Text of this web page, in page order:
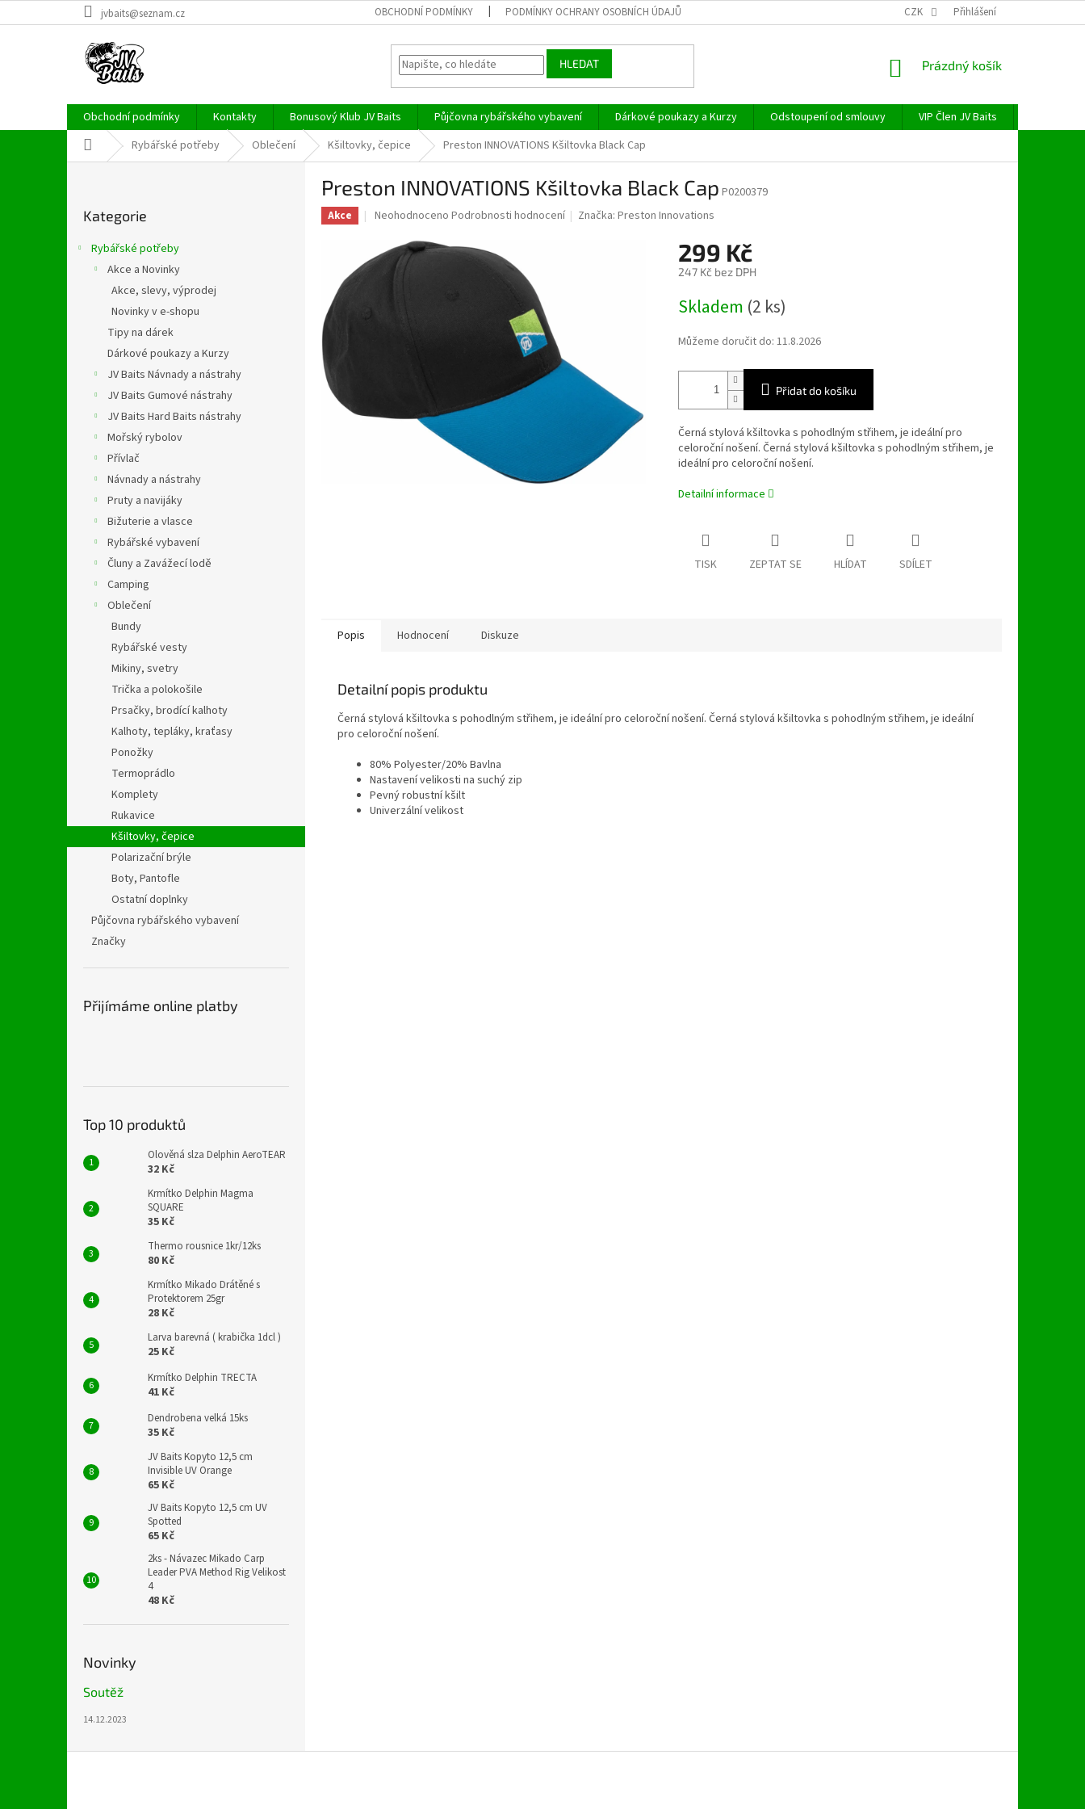
na
jvbaits@seznam.cz OBCHODNÍ PODMÍNKY PODMÍNKY OCHRANY OSOBNÍCH ÚDAJŮ CZK Přihlášení
HLEDAT
NÁKUPNÍ
Prázdný košík
Obchodní podmínky Kontakty Bonusový Klub JV Baits Půjčovna rybářského vybavení Dárkové poukazy a Kurzy Odstoupení od smlouvy VIP Člen JV Baits
Domů Rybářské potřeby Oblečení Kšiltovky, čepice Preston INNOVATIONS Kšiltovka Black Cap
kategorie
Kategorie
Rybářské potřeby
Akce a Novinky
Akce, slevy, výprodej
Novinky v e-shopu
Tipy na dárek
Dárkové poukazy a Kurzy
JV Baits Návnady a nástrahy
JV Baits Gumové nástrahy
JV Baits Hard Baits nástrahy
Mořský rybolov
Přívlač
Návnady a nástrahy
Pruty a navijáky
Bižuterie a vlasce
Rybářské vybavení
Čluny a Zavážecí lodě
Camping
Oblečení
Bundy
Rybářské vesty
Mikiny, svetry
Trička a polokošile
Prsačky, brodící kalhoty
Kalhoty, tepláky, kraťasy
Ponožky
Termoprádlo
Komplety
Rukavice
Kšiltovky, čepice
Polarizační brýle
Boty, Pantofle
Ostatní doplnky
Půjčovna rybářského vybavení
Značky
Přijímáme online platby
Top 10 produktů
Olověná slza Delphin AeroTEAR
32 Kč
Krmítko Delphin Magma
SQUARE
35 Kč
Thermo rousnice 1kr/12ks
80 Kč
Krmítko Mikado Drátěné s
Protektorem 25gr
28 Kč
Larva barevná ( krabička 1dcl )
25 Kč
Krmítko Delphin TRECTA
41 Kč
Dendrobena velká 15ks
35 Kč
JV Baits Kopyto 12,5 cm
Invisible UV Orange
65 Kč
JV Baits Kopyto 12,5 cm UV
Spotted
65 Kč
2ks - Návazec Mikado Carp
Leader PVA Method Rig Velikost
4
48 Kč
Novinky
Soutěž
14.12.2023
Preston INNOVATIONS Kšiltovka Black Cap P0200379
Akce
Průměrné
produktu
je
hvězdiček.
Neohodnoceno Podrobnosti hodnocení Značka:Preston Innovations
299 Kč
247 Kč bez DPH
cena:
Skladem (2 ks)
Můžeme doručit do: 11.8.2026
Přidat do košíku
Černá stylová kšiltovka s pohodlným střihem, je ideální pro
celoroční nošení. Černá stylová kšiltovka s pohodlným střihem, je
ideální pro celoroční nošení.
Detailní informace
TISK ZEPTAT SE HLÍDAT SDÍLET
Popis Hodnocení Diskuze
Detailní popis produktu
Černá stylová kšiltovka s pohodlným střihem, je ideální pro celoroční nošení. Černá stylová kšiltovka s pohodlným střihem, je ideální
pro celoroční nošení.
80% Polyester/20% Bavlna
Nastavení velikosti na suchý zip
Pevný robustní kšilt
Univerzální velikost